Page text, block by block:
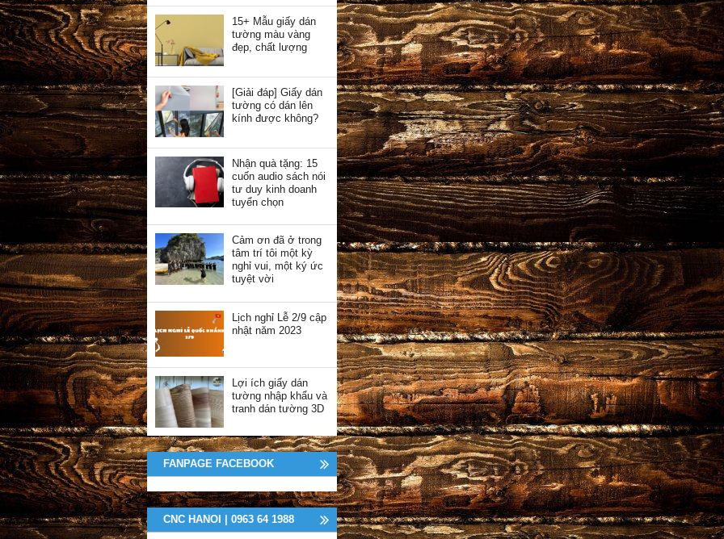
15+ Mẫu giấy dán
tường màu vàng
đẹp, chất lượng
[Giải đáp] Giấy dán
tường có dán lên
kính được không?
Nhận quà tặng: 15
cuốn audio sách nói
tư duy kinh doanh
tuyển chọn
Cảm ơn đã ở trong
tâm trí tôi một kỳ
nghỉ vui, một ký ức
tuyệt vời
Lịch nghỉ Lễ 2/9 cập
nhật năm 2023
Lợi ích giấy dán
tường nhập khẩu và
tranh dán tường 3D
FANPAGE FACEBOOK
CNC HANOI | 0963 64 1988